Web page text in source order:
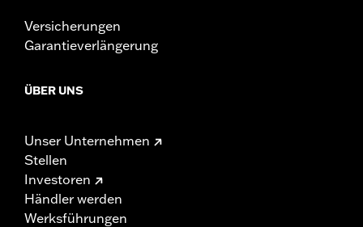
Versicherungen
Garantieverlängerung
ÜBER UNS
Unser Unternehmen
Stellen
Investoren
Händler werden
Werksführungen